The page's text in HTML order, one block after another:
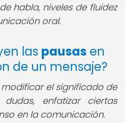
habla, niveles de fluidez
oral.
las pausas en
de un mensaje?
el significado de
enfatizar ciertas
en la comunicación.